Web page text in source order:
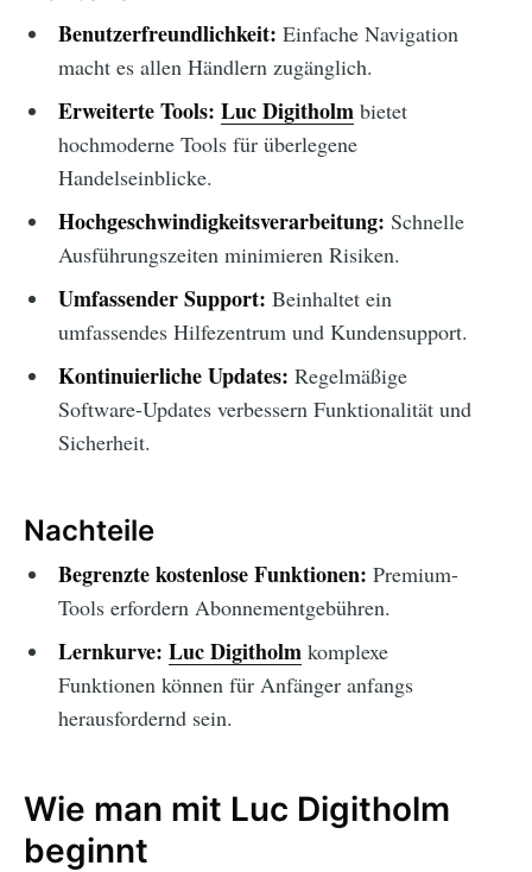
Benutzerfreundlichkeit: Einfache Navigation
macht es allen Händlern zugänglich.
Erweiterte Tools: Luc Digitholmbietet
hochmoderne Tools für überlegene
Handelseinblicke.
Hochgeschwindigkeitsverarbeitung: Schnelle
Ausführungszeiten minimieren Risiken.
Umfassender Support: Beinhaltet ein
umfassendes Hilfezentrum und Kundensupport.
Kontinuierliche Updates: Regelmäßige
Software-Updates verbessern Funktionalität und
Sicherheit.
Nachteile
Begrenzte kostenlose Funktionen: Premium-
Tools erfordern Abonnementgebühren.
Lernkurve: Luc Digitholm komplexe
Funktionen können für Anfänger anfangs
herausfordernd sein.
Wie man mit Luc Digitholm
beginnt